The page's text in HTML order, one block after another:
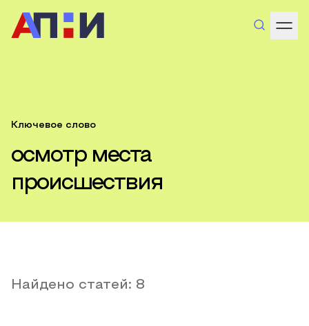
Ключевое слово
осмотр места
происшествия
Найдено статей: 8